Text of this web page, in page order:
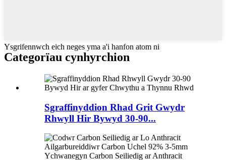
Ysgrifennwch eich neges yma a'i hanfon atom ni
Categorïau cynhyrchion
Sgraffinyddion Rhad Grit Gwydr
Rhwyll Hir Bywyd 30-90...